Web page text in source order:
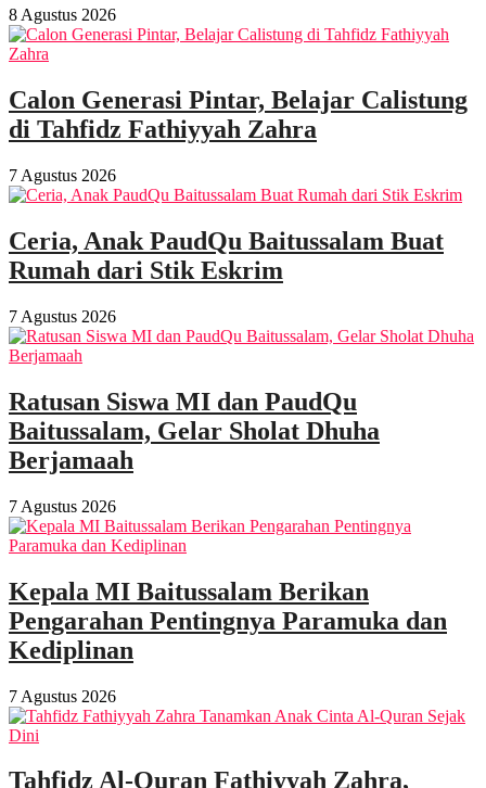
8 Agustus 2026
Calon Generasi Pintar, Belajar Calistung
di Tahfidz Fathiyyah Zahra
7 Agustus 2026
Ceria, Anak PaudQu Baitussalam Buat
Rumah dari Stik Eskrim
7 Agustus 2026
Ratusan Siswa MI dan PaudQu
Baitussalam, Gelar Sholat Dhuha
Berjamaah
7 Agustus 2026
Kepala MI Baitussalam Berikan
Pengarahan Pentingnya Paramuka dan
Kediplinan
7 Agustus 2026
Tahfidz Al-Quran Fathiyyah Zahra,